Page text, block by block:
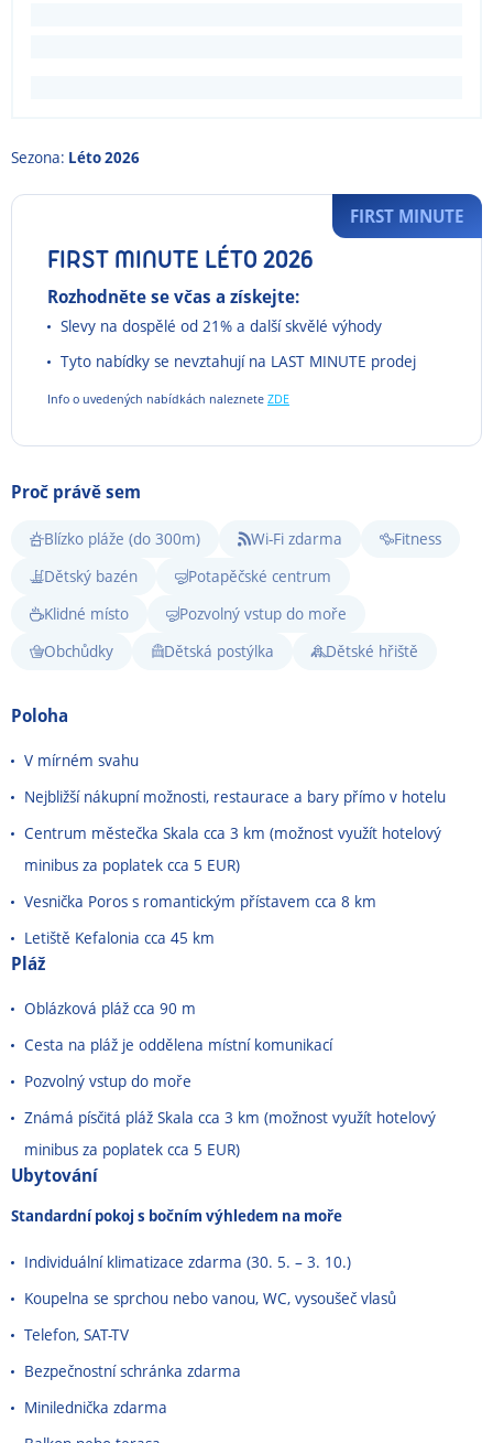
Sezona: Léto 2026
FIRST MINUTE LÉTO 2026
Rozhodněte se včas a získejte:
Slevy na dospělé od 21% a další skvělé výhody
Tyto nabídky se nevztahují na LAST MINUTE prodej
Info o uvedených nabídkách naleznete ZDE
FIRST MINUTE
Proč právě sem
Blízko pláže (do 300m) Wi-Fi zdarma
Fitness
Dětský bazén
Potapěčské centrum
Klidné místo
Pozvolný vstup do moře
Obchůdky
Dětská postýlka Dětské hřiště
Poloha
V mírném svahu
Nejbližší nákupní možnosti, restaurace a bary přímo v hotelu
Centrum městečka Skala cca 3 km (možnost využít hotelový
minibus za poplatek cca 5 EUR)
Vesnička Poros s romantickým přístavem cca 8 km
Letiště Kefalonia cca 45 km
Pláž
Oblázková pláž cca 90 m
Cesta na pláž je oddělena místní komunikací
Pozvolný vstup do moře
Známá písčitá pláž Skala cca 3 km (možnost využít hotelový
minibus za poplatek cca 5 EUR)
Ubytování
Standardní pokoj s bočním výhledem na moře
Individuální klimatizace zdarma (30. 5. – 3. 10.)
Koupelna se sprchou nebo vanou, WC, vysoušeč vlasů
Telefon, SAT-TV
Bezpečnostní schránka zdarma
Minilednička zdarma